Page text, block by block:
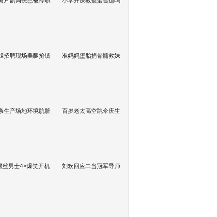
招聘现场美腿抢镜 准妈妈堕胎捐骨髓救妹
生产场地环境肮脏 百岁老太高空跳伞庆生
丝男士4>爆笑开机 刘欢回应二当冠军导师